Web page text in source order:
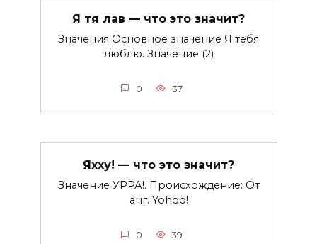
Я тя лав — что это значит?
Значения Основное значение Я тебя
люблю. Значение (2)
0 37
Яхху! — что это значит?
Значение УРРА!. Происхождение: От
анг. Yohoo!
0 39